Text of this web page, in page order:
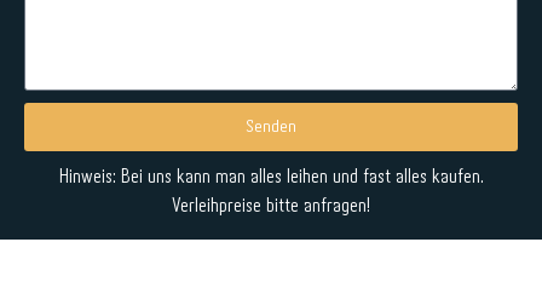
Senden
Alternative:
Hinweis: Bei uns kann man alles leihen und fast alles kaufen.
Verleihpreise bitte anfragen!